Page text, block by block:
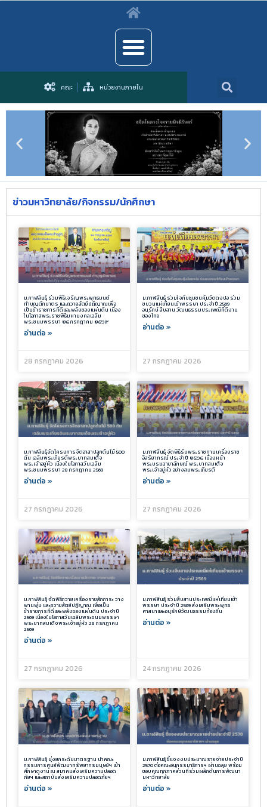
คณะ หน่วยงานภายใน
ข่าวมหาวิทยาลัย/กิจกรรม/นักศึกษา
ม.กาฬสินธุ์ ร่วมพิธีเจริญพระพุทธมนต์
ทำบุญตักบาตร และถวายสัตย์ปฏิญาณเพื่อ
เป็นข้าราชการที่ดีและพลังของแผ่นดิน เนื่อง
ในโอกาสพระราชพิธีมหามงคลเฉลิม
พระชนมพรรษา ๒๘ กรกฎาคม ๒๕๖๙
อ่านต่อ »
28 กรกฎาคม 2026
ม.กาฬสินธุ์ ร่วมใจกับชุมชนคุ้มวัดดงปอ ร่วม
ขบวนแห่เทียนเข้าพรรษา ประจำปี 2569
อนุรักษ์ สืบสาน วัฒนธรรมประเพณีที่ดีงาม
ของไทย
อ่านต่อ »
27 กรกฎาคม 2026
ม.กาฬสินธุ์จัดโครงการจิตอาสาปลูกต้นไม้ 500
ต้น เฉลิมพระเกียรติพระบาทสมเด็จ
พระเจ้าอยู่หัว เนื่องในโอกาสวันเฉลิม
พระชนมพรรษา 28 กรกฎาคม 2569
อ่านต่อ »
27 กรกฎาคม 2026
ม.กาฬสินธุ์ จัดพิธีรับพระราชทานเครื่องราช
อิสริยาภรณ์ ประจำปี ๒๕๖๘ เบื้องหน้า
พระบรมฉายาลักษณ์ พระบาทสมเด็จ
พระเจ้าอยู่หัว อย่างสมพระเกียรติ
อ่านต่อ »
27 กรกฎาคม 2026
ม.กาฬสินธุ์ จัดพิธีถวายเครื่องราชสักการะ วาง
พานพุ่ม และถวายสัตย์ปฏิญาณ เพื่อเป็น
ข้าราชการที่ดีและพลังของแผ่นดิน ประจำปี
2569 เนื่องในโอกาสวันเฉลิมพระชนมพรรษา
พระบาทสมเด็จพระเจ้าอยู่หัว 28 กรกฎาคม
2569
อ่านต่อ »
27 กรกฎาคม 2026
ม.กาฬสินธุ์ ร่วมสืบสานประเพณีแห่เทียนเข้า
พรรษา ประจำปี 2569 ส่งเสริมพระพุทธ
ศาสนาและอนุรักษ์วัฒนธรรมท้องถิ่น
อ่านต่อ »
24 กรกฎาคม 2026
ม.กาฬสินธุ์ มุ่งยกระดับมาตรฐาน นำคณะ
กรรมการศูนย์พัฒนาทรัพยากรมนุษย์ฯ เข้า
ศึกษาดูงาน ณ สมาคมส่งเสริมความปลอด
ภัยฯ และสถาบันส่งเสริมความปลอดภัยฯ
อ่านต่อ »
ม.กาฬสินธุ์ ชี้แจงงบประมาณรายจ่ายประจำปี
2570 ต่อคณะอนุกรรมาธิการฯ ผ่านฉลุย พร้อม
ขอบคุณทุกภาคส่วนที่ร่วมผลักดันการพัฒนา
มหาวิทยาลัย
อ่านต่อ »